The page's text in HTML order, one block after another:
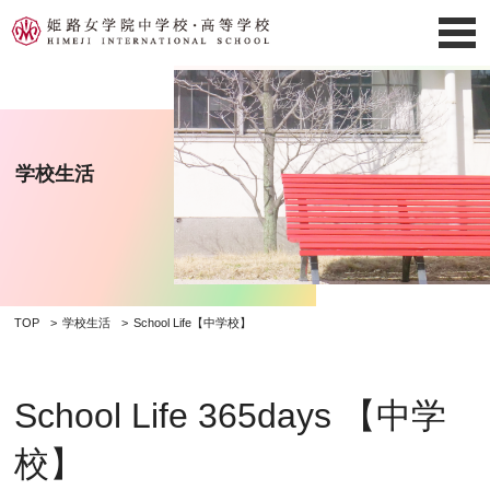
学校生活
TOP 学校生活 School Life【中学校】
School Life 365days 【中学
校】